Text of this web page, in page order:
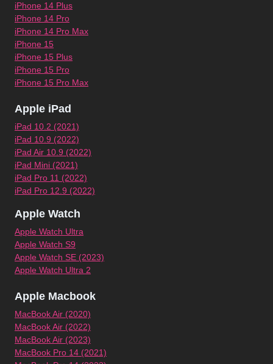
iPhone 14 Plus
iPhone 14 Pro
iPhone 14 Pro Max
iPhone 15
iPhone 15 Plus
iPhone 15 Pro
iPhone 15 Pro Max
Apple iPad
iPad 10.2 (2021)
iPad 10.9 (2022)
iPad Air 10.9 (2022)
iPad Mini (2021)
iPad Pro 11 (2022)
iPad Pro 12.9 (2022)
Apple Watch
Apple Watch Ultra
Apple Watch S9
Apple Watch SE (2023)
Apple Watch Ultra 2
Apple Macbook
MacBook Air (2020)
MacBook Air (2022)
MacBook Air (2023)
MacBook Pro 14 (2021)